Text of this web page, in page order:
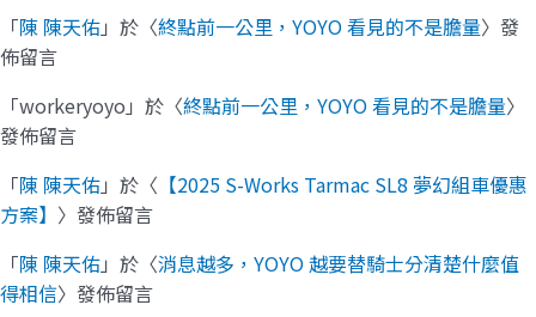
「陳 陳天佑」於〈終點前一公里，YOYO 看見的不是膽量〉發
佈留言
「workeryoyo 」於〈終點前一公里，YOYO 看見的不是膽量〉
發佈留言
「陳 陳天佑」於〈 【2025 S-Works Tarmac SL8 夢幻組車優惠
方案】 〉發佈留言
「陳 陳天佑」於〈消息越多，YOYO 越要替騎士分清楚什麼值
得相信〉發佈留言